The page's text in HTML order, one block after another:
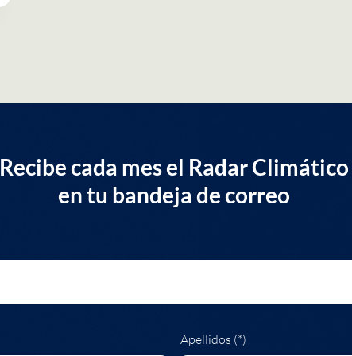
Recibe cada mes el Radar Climático
en tu bandeja de correo
Apellidos (*)